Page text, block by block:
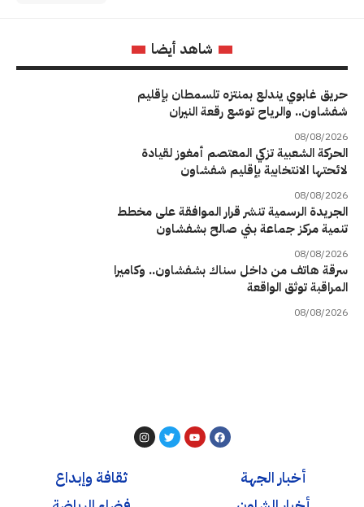
شاهد أيضا
حريق غابوي يندلع بمنتزه تلسمطان بإقليم
شفشاون.. والرياح توسّع رقعة النيران
08/08/2026
الحركة الشعبية تزكي المعتصم أمغوز لقيادة
لائحتها الانتخابية بإقليم شفشاون
08/08/2026
الجريدة الرسمية تنشر قرار الموافقة على مخطط
تنمية مركز جماعة بني صالح بشفشاون
08/08/2026
سرقة هاتف من داخل سناك بشفشاون.. وكاميرا
المراقبة توثق الواقعة
08/08/2026
أخبار الجهة
ثقافة وإبداع